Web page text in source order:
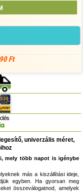
Ft
univerzális méret,
mely több napot is igénybe
más a kiszállítási ideje,
egyben. Ha gyorsan meg
összeválogatnod, amelyek